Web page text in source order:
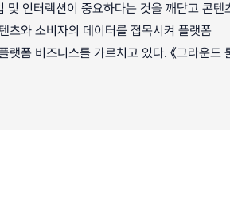
및 인터랙션이 중요하다는 것을 깨닫고 콘텐
츠와 소비자의 데이터를 접목시켜 플랫폼
폼 비즈니스를 가르치고 있다. 《그라운드